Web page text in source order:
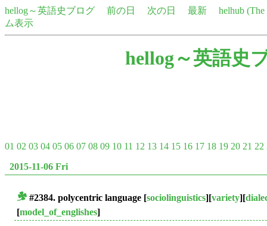
hellog～英語史ブログ 前の日 次の日 最新
helhub
ム表示
hellog～英語史
01 02 03 04 05 06 07 08 09 10 11 12 13 14 15 16 17 18 19 20 21 22
2015-11-06 Fri
#2384. polycentric language [sociolinguistics][variety][
[model_of_englishes]